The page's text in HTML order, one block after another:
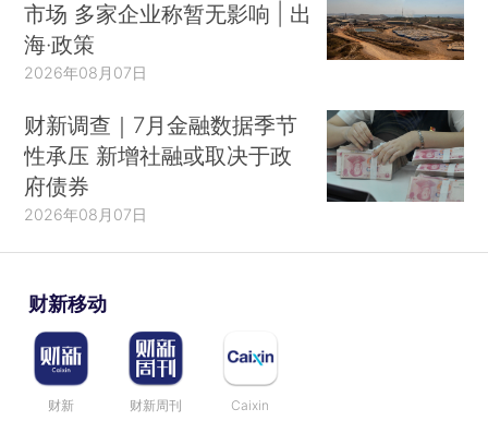
市场 多家企业称暂无影响 | 出
海·政策
2026年08月07日
财新调查｜7月金融数据季节
性承压 新增社融或取决于政
府债券
2026年08月07日
财新移动
财新 财新周刊 Caixin